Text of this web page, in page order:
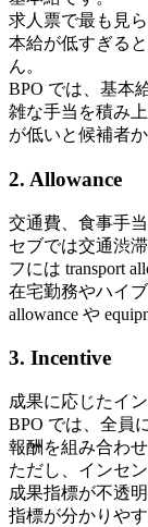
求人票で最も見
本給が低すぎる
ん。
BPO では、基本
雑な手当を積み
が低いと候補者
2. Allowance
交通費、食事手
セブでは交通渋
フには transport
在宅勤務やハイ
allowance や
3. Incentive
成果に応じたイ
BPO では、全員
報酬を組み合わ
ただし、インセ
成果指標が不透
指標が分かりや